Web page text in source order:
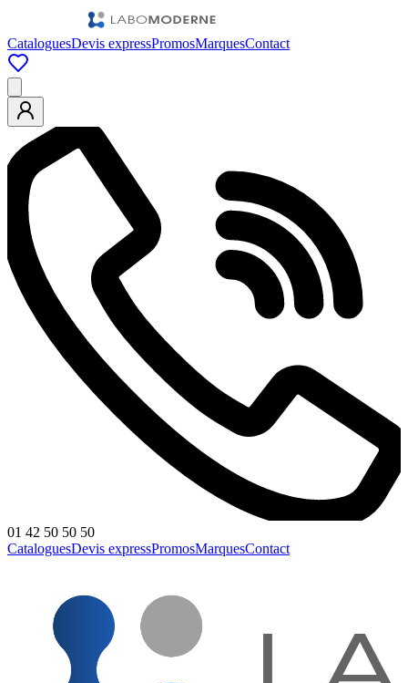
CataloguesDevis expressPromosMarquesContact
01 42 50 50 50
CataloguesDevis expressPromosMarquesContact